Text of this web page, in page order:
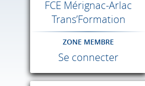
FCE Mérignac-Arlac
Trans’Formation
ZONE MEMBRE
Se connecter